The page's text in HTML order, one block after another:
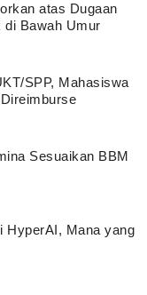
atas Dugaan
di Bawah Umur
SPP, Mahasiswa
Sesuaikan BBM
HyperAI, Mana yang